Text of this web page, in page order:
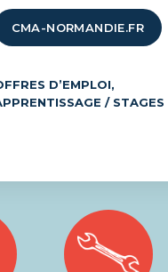
CMA-NORMANDIE.FR
D’EMPLOI,
/ STAGES